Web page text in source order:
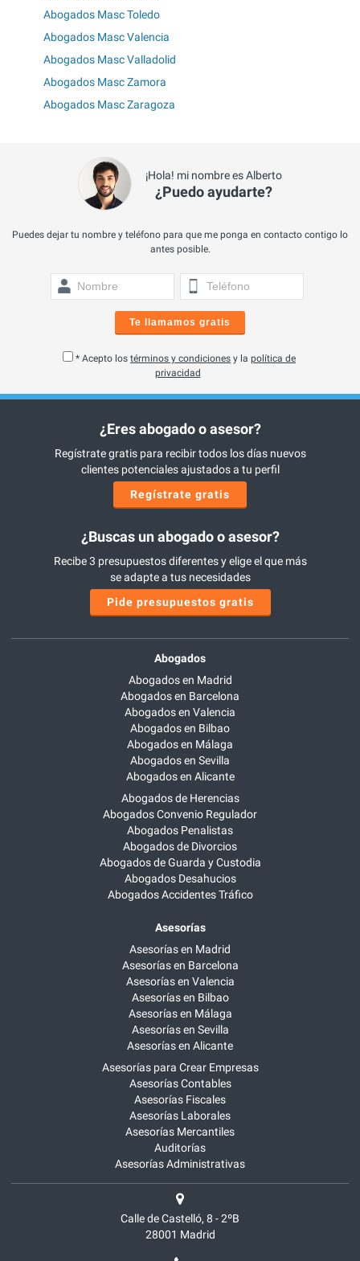
Abogados Masc Toledo
Abogados Masc Valencia
Abogados Masc Valladolid
Abogados Masc Zamora
Abogados Masc Zaragoza
¡Hola! mi nombre es Alberto
¿Puedo ayudarte?
Puedes dejar tu nombre y teléfono para que me ponga en contacto contigo lo
antes posible.
Te llamamos gratis
* Acepto los términos y condiciones y la política de
privacidad
¿Eres abogado o asesor?
Regístrate gratis para recibir todos los días nuevos
clientes potenciales ajustados a tu perfil
Regístrate gratis
¿Buscas un abogado o asesor?
Recibe 3 presupuestos diferentes y elige el que más
se adapte a tus necesidades
Pide presupuestos gratis
Abogados
Abogados en Madrid
Abogados en Barcelona
Abogados en Valencia
Abogados en Bilbao
Abogados en Málaga
Abogados en Sevilla
Abogados en Alicante
Abogados de Herencias
Abogados Convenio Regulador
Abogados Penalistas
Abogados de Divorcios
Abogados de Guarda y Custodia
Abogados Desahucios
Abogados Accidentes Tráfico
Asesorías
Asesorías en Madrid
Asesorías en Barcelona
Asesorías en Valencia
Asesorías en Bilbao
Asesorías en Málaga
Asesorías en Sevilla
Asesorías en Alicante
Asesorías para Crear Empresas
Asesorías Contables
Asesorías Fiscales
Asesorías Laborales
Asesorías Mercantiles
Auditorías
Asesorías Administrativas
Calle de Castelló, 8 - 2ºB
28001 Madrid